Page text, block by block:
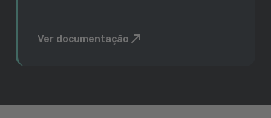
Ver documentação